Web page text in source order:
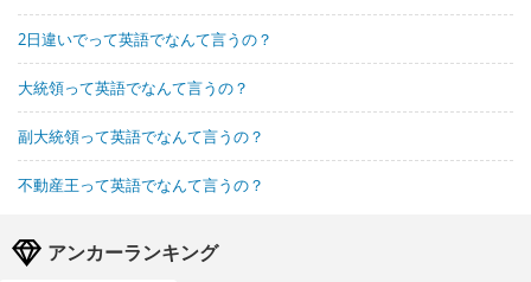
2日違いでって英語でなんて言うの？
大統領って英語でなんて言うの？
副大統領って英語でなんて言うの？
不動産王って英語でなんて言うの？
アンカーランキング